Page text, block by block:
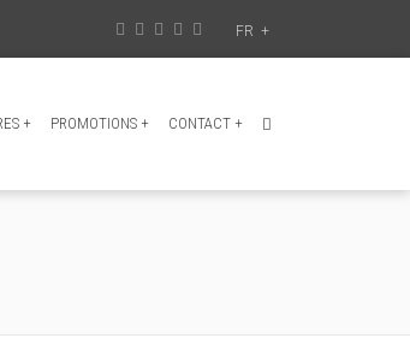
FR +
+ PROMOTIONS + CONTACT +